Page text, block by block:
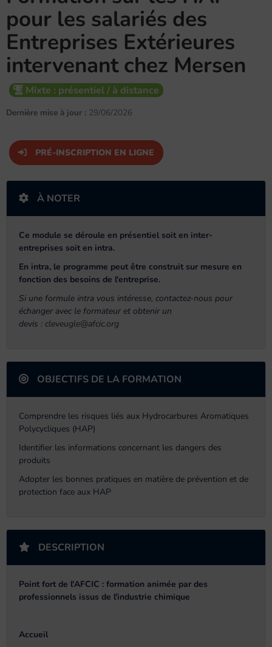
pour les salariés des
Entreprises Extérieures
intervenant chez Mersen
Mixte : présentiel / à distance
Dernière mise à jour : 29/06/2026
PRÉ-INSCRIPTION EN LIGNE
À NOTER
Ce module se déroule en présentiel soit en inter-
entreprises soit en intra.
En intra, le programme peut être construit sur mesure en
fonction des besoins de l'entreprise.
Si une formule intra vous intéresse, contactez-nous pour
échanger avec le formateur et obtenir un
devis : cleveugle@afcic.org
OBJECTIFS DE LA FORMATION
Comprendre les risques liés aux Hydrocarbures Aromatiques
Polycycliques (HAP)
Identifier les informations concernant les dangers des
produits
Adopter les bonnes pratiques en matière de prévention et de
protection face aux HAP
DESCRIPTION
Point fort de l'AFCIC : formation animée par des
professionnels issus de l'industrie chimique
Accueil